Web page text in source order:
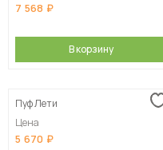
7 568
В корзину
Пуф Лети
Цена
5 670